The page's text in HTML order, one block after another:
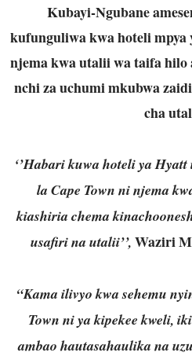
Kubayi-Ngubane
kufunguliwa kwa hoteli
njema kwa utalii wa taifa hilo
nchi za uchumi mkubwa
cha
‘’Habari kuwa hoteli ya
la Cape Town ni njema
kiashiria chema
usafiri na utalii’’, Waziri
“Kama ilivyo kwa sehemu
Town ni ya kipekee kweli,
ambao hautasahaulika na